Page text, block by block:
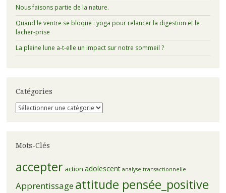
Nous faisons partie de la nature.
Quand le ventre se bloque : yoga pour relancer la digestion et le
lacher-prise
La pleine lune a-t-elle un impact sur notre sommeil ?
Catégories
Catégories
Mots-Clés
accepter action adolescent analyse transactionnelle
Apprentissage attitude pensée_positive